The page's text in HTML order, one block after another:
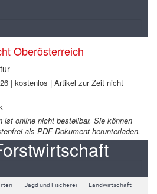
Oberösterreich
| kostenlos | Artikel zur Zeit nicht
ist online nicht bestellbar. Sie können
als PDF-Dokument herunterladen.
Jagd und Fischerei Landwirtschaft